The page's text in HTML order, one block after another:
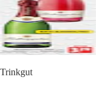
Trinkgut